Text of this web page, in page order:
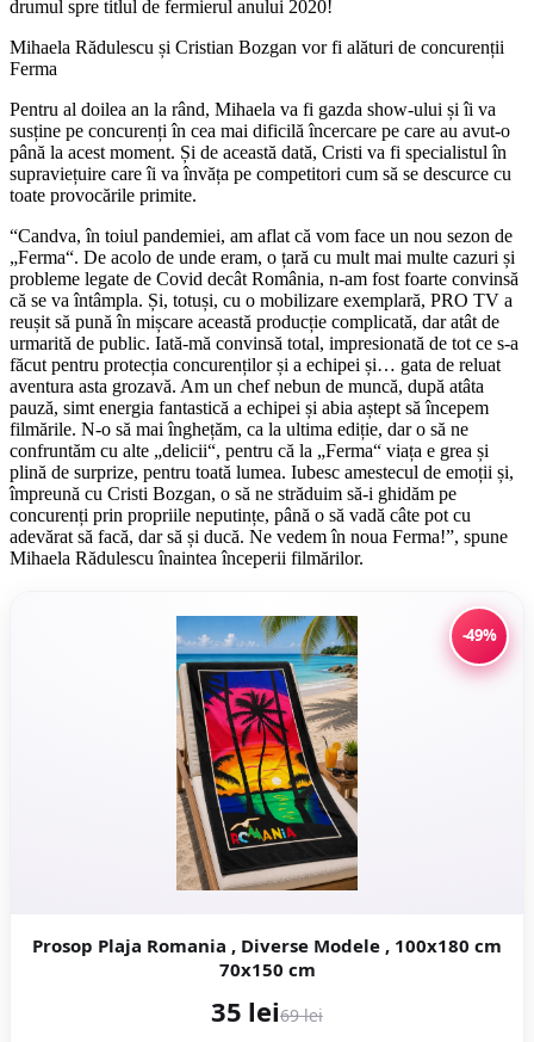
drumul spre titlul de fermierul anului 2020!
Mihaela Rădulescu și Cristian Bozgan vor fi alături de concurenții
Ferma
Pentru al doilea an la rând, Mihaela va fi gazda show-ului și îi va
susține pe concurenți în cea mai dificilă încercare pe care au avut-o
până la acest moment. Și de această dată, Cristi va fi specialistul în
supraviețuire care îi va învăța pe competitori cum să se descurce cu
toate provocările primite.
“Candva, în toiul pandemiei, am aflat că vom face un nou sezon de
„Ferma“. De acolo de unde eram, o țară cu mult mai multe cazuri și
probleme legate de Covid decât România, n-am fost foarte convinsă
că se va întâmpla. Și, totuși, cu o mobilizare exemplară, PRO TV a
reușit să pună în mișcare această producție complicată, dar atât de
urmarită de public. Iată-mă convinsă total, impresionată de tot ce s-a
făcut pentru protecția concurenților și a echipei și… gata de reluat
aventura asta grozavă. Am un chef nebun de muncă, după atâta
pauză, simt energia fantastică a echipei și abia aștept să începem
filmările. N-o să mai înghețăm, ca la ultima ediție, dar o să ne
confruntăm cu alte „delicii“, pentru că la „Ferma“ viața e grea și
plină de surprize, pentru toată lumea. Iubesc amestecul de emoții și,
împreună cu Cristi Bozgan, o să ne străduim să-i ghidăm pe
concurenți prin propriile neputințe, până o să vadă câte pot cu
adevărat să facă, dar să și ducă. Ne vedem în noua Ferma!”, spune
Mihaela Rădulescu înaintea începerii filmărilor.
-49%
Prosop Plaja Romania , Diverse Modele , 100x180 cm
70x150 cm
35 lei69 lei